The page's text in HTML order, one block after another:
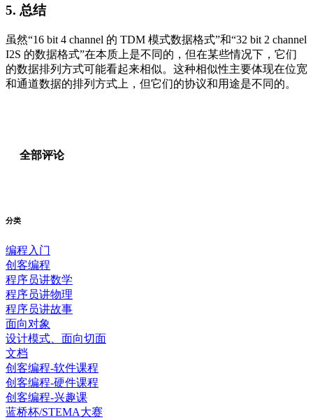
5. 总结
虽然“16 bit 4 channel 的 TDM 模式数据格式”和“32 bit 2 channel
I2S 的数据格式”在本质上是不同的，但在某些情况下，它们
的数据排列方式可能看起来相似。这种相似性主要体现在位宽
和通道数据的排列方式上，但它们的协议和用途是不同的。
全部评论
分类
编程入门
创客编程
程序员讲数学
程序员讲物理
程序员讲故事
面向对象
设计模式、面向切面
文档
创客编程-软件课程
创客编程-硬件课程
创客编程-兴趣课
蓝桥杯/STEMA大赛